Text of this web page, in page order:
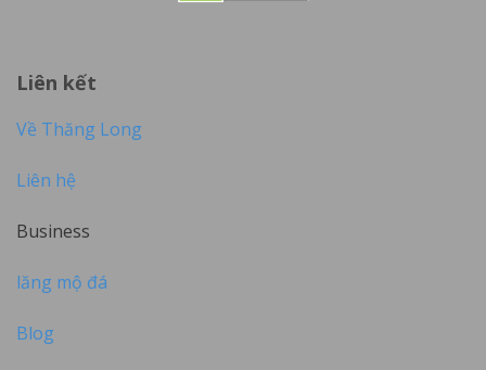
Liên kết
Về Thăng Long
Liên hệ
Business
lăng mộ đá
Blog